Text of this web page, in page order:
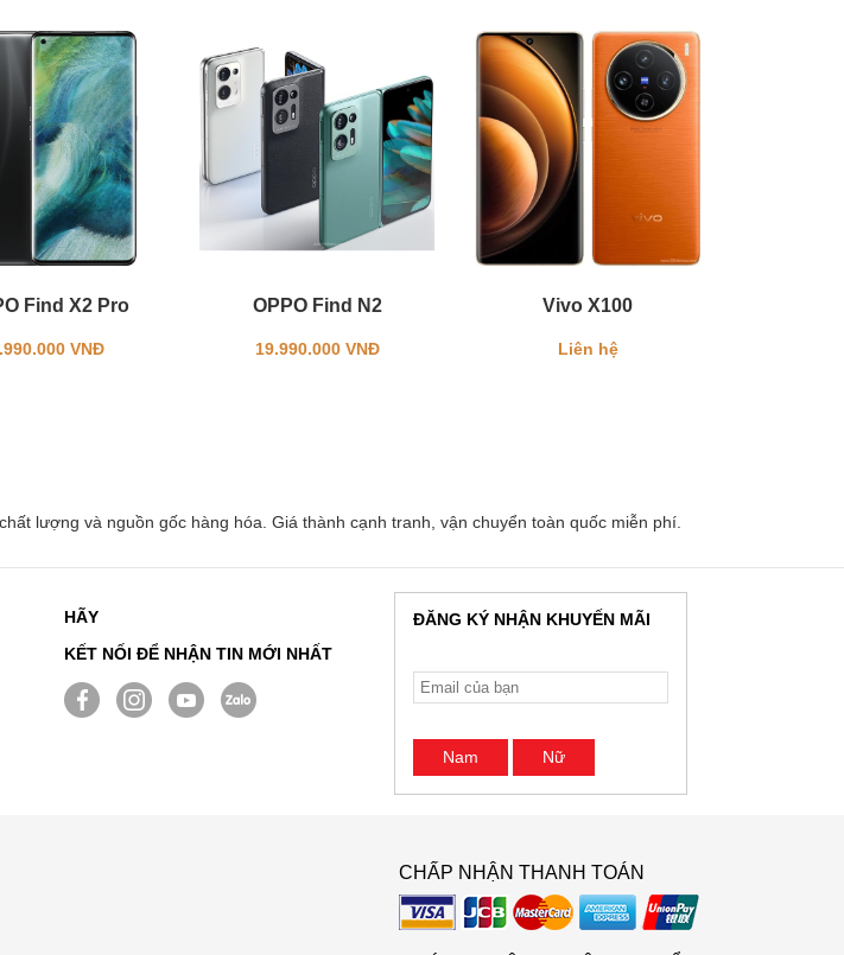
Find X2 Pro
VNĐ
OPPO Find N2
19.990.000 VNĐ
Vivo X100
Liên hệ
lượng và nguồn gốc hàng hóa. Giá thành cạnh tranh, vận chuyển toàn quốc miễn phí.
HÃY
KẾT NỐI ĐỂ NHẬN TIN MỚI NHẤT
ĐĂNG KÝ NHẬN KHUYẾN MÃI
Nam Nữ
CHẤP NHẬN THANH TOÁN